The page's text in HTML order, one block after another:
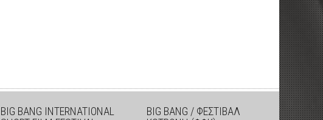
BIG BANG INTERNATIONAL
BIG BANG / ΦΕΣΤΙΒΑΛ